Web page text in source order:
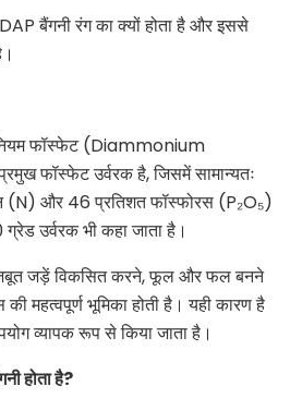
बैंगनी रंग का क्यों होता है और इससे
फॉस्फेट (Diammonium
फॉस्फेट उर्वरक है, जिसमें सामान्यतः
(N) और 46 प्रतिशत फॉस्फोरस (P₂O₅)
उर्वरक भी कहा जाता है।
जड़ें विकसित करने, फूल और फल बनने
महत्वपूर्ण भूमिका होती है। यही कारण है
व्यापक रूप से किया जाता है।
होता है?